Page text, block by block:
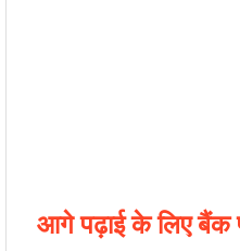
आगे पढ़ाई के लिए